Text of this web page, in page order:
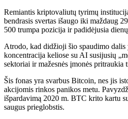
Remiantis kriptovaliutų tyrimų
bendrasis svertas išaugo iki maždaug
500 trumpa pozicija ir padidėjusia
Atrodo, kad didžioji šio spaudimo dalis
koncentracija keliose su AI susijusių
sektoriai ir mažesnės įmonės pritraukia
Šis fonas yra svarbus Bitcoin, nes jis
akcijomis rinkos panikos metu.
išpardavimą 2020 m. BTC krito kartu
saugus prieglobstis.